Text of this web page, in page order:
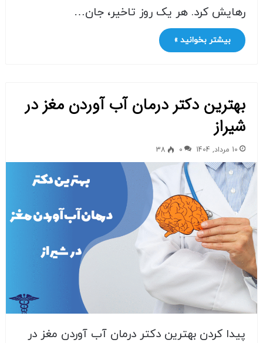
رهایش کرد. هر یک روز تاخیر، جان…
بیشتر بخوانید »
بهترین دکتر درمان آب آوردن مغز در
شیراز
10 مرداد, 1404 0
38
پیدا کردن بهترین دکتر درمان آب آوردن مغز در